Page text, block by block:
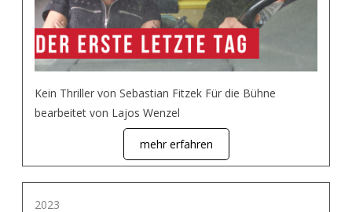
Kein Thriller von Sebastian Fitzek Für die Bühne
bearbeitet von Lajos Wenzel
mehr erfahren
2023